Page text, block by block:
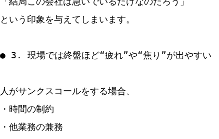
という印象を与えてしまいます。
● 3. 現場では終盤ほど“疲れ”や“焦り”が出やすい
人がサンクスコールをする場合、
・時間の制約
・他業務の兼務